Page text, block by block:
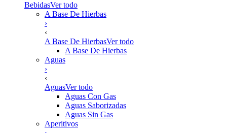
BebidasVer todo
A Base De Hierbas
›
‹
A Base De HierbasVer todo
A Base De Hierbas
Aguas
›
‹
AguasVer todo
Aguas Con Gas
Aguas Saborizadas
Aguas Sin Gas
Aperitivos